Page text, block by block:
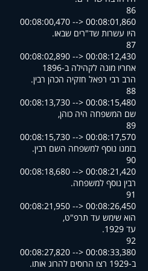
86
00:08:00,470 --> 00:08:01,860
.היו עשרות שד"רים שבאו
87
00:08:02,890 --> 00:08:12,430
אחריו מונה לקהילה ב-1896
.הרב רבי רפאל חזקיה הכהן רבין
88
00:08:13,730 --> 00:08:15,480
,שם המשפחה היה כוהן
89
00:08:15,730 --> 00:08:17,570
.בזמנו נוסף למשפחה השם רבין
90
00:08:18,680 --> 00:08:21,420
.רבין נוסף למשפחה
91
00:08:21,950 --> 00:08:26,450
,הוא שימש עד תרפ"ט
.עד 1929
92
00:08:27,820 --> 00:08:33,380
.ב-1929 רצו הרוסים להרוג אותו